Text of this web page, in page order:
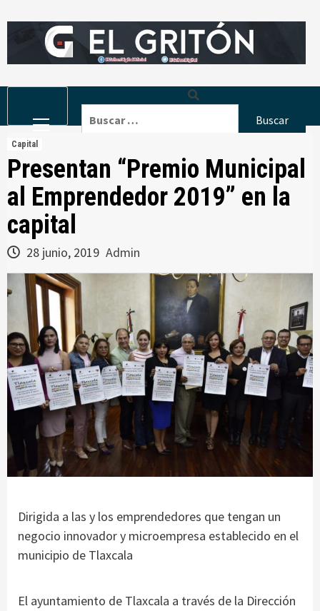
to
Menu
Capital
Presentan “Premio Municipal
al Emprendedor 2019” en la
capital
28 junio, 2019 Admin
Dirigida a las y los emprendedores que tengan un
negocio innovador y microempresa establecido en el
municipio de Tlaxcala
El ayuntamiento de Tlaxcala a través de la Dirección